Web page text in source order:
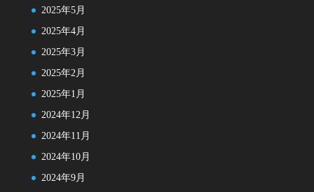
2025年5月
2025年4月
2025年3月
2025年2月
2025年1月
2024年12月
2024年11月
2024年10月
2024年9月